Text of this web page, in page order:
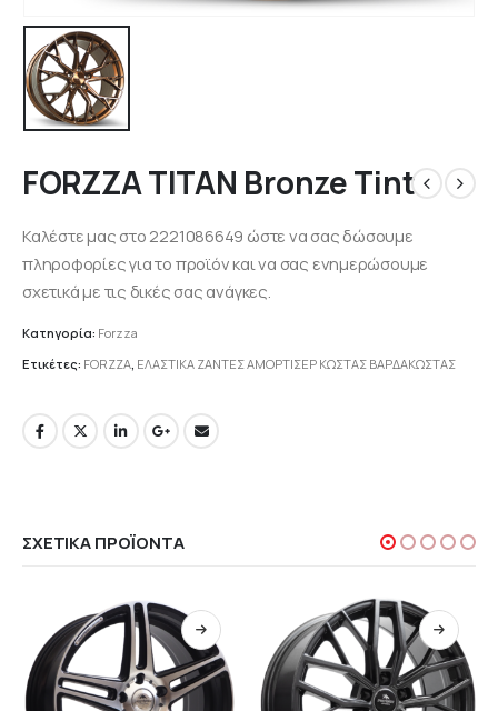
FORZZA TITAN Bronze Tint
Καλέστε μας στο 2221086649 ώστε να σας δώσουμε
πληροφορίες για το προϊόν και να σας ενημερώσουμε
σχετικά με τις δικές σας ανάγκες.
Κατηγορία: Forzza
Ετικέτες: FORZZA ΕΛΑΣΤΙΚΑ ΖΑΝΤΕΣ ΑΜΟΡΤΙΣΕΡ ΚΩΣΤΑΣ ΒΑΡΔΑΚΩΣΤΑΣ
ΣΧΕΤΙΚΆ ΠΡΟΪΌΝΤΑ